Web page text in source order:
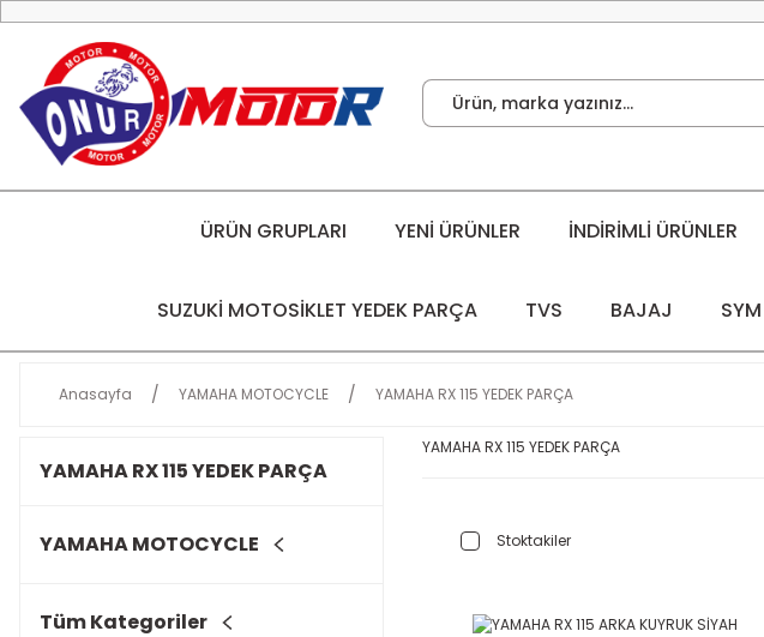
ÜRÜN GRUPLARI YENİ ÜRÜNLER İNDİRİMLİ ÜRÜNLER
SUZUKİ MOTOSİKLET YEDEK PARÇA TVS BAJAJ SYM
Anasayfa YAMAHA MOTOCYCLE YAMAHA RX 115 YEDEK PARÇA
YAMAHA RX 115 YEDEK PARÇA
YAMAHA MOTOCYCLE
Tüm Kategoriler
YAMAHA RX 115 YEDEK PARÇA
Stoktakiler